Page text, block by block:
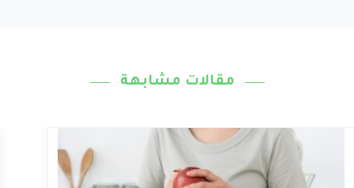
مقالات مشابهة